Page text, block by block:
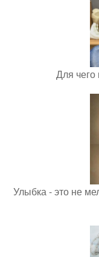
Для чего
Улыбка - это не